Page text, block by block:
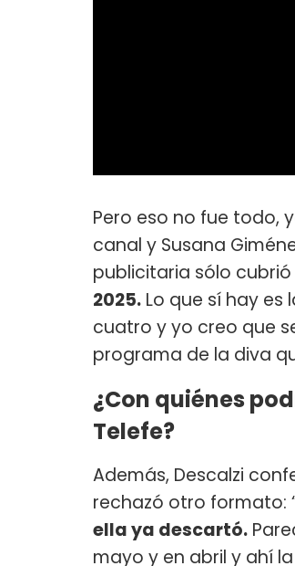
Pero eso no fue todo,
canal y Susana
publicitaria sólo cubrió
2025. Lo que sí hay es
cuatro y yo creo que
programa de la diva
¿Con quiénes
Telefe?
Además, Descalzi
rechazó otro formato:
ella ya descartó.
mayo y en abril y ahí